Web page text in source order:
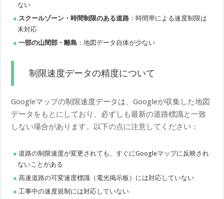
ない
スクールゾーン・時間制限のある道路 ：時間帯による速度制限は
未対応
一部の山間部・離島 ：地図データ自体が少ない
制限速度データの精度について
Googleマップの制限速度データは、Googleが収集した地図
データをもとにしており、必ずしも最新の道路標識と一致
しない場合があります。以下の点に注意してください：
道路の制限速度が変更されても、すぐにGoogleマップに反映され
ないことがある
高速道路の可変速度標識（電光掲示板）には対応していない
工事中の速度規制には対応していない